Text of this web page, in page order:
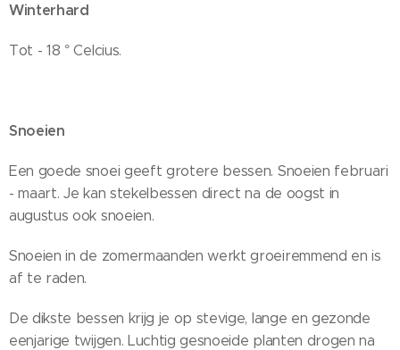
Winterhard
Tot - 18 ° Celcius.
Snoeien
Een goede snoei geeft grotere bessen. Snoeien februari
- maart. Je kan stekelbessen direct na de oogst in
augustus ook snoeien.
Snoeien in de zomermaanden werkt groeiremmend en is
af te raden.
De dikste bessen krijg je op stevige, lange en gezonde
eenjarige twijgen. Luchtig gesnoeide planten drogen na